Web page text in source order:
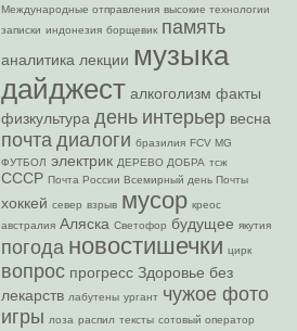
Международные отправления высокие технологии
записки индонезия борщевик память
аналитика лекции музыка
дайджест алкоголизм факты
физкультура день интерьер весна
почта диалоги бразилия FCV MG
ФУТБОЛ электрик ДЕРЕВО ДОБРА тсж
СССР Почта России Всемирный день Почты
хоккей север взрыв мусор креос
австралия Аляска Светофор будущее якутия
погода новостишечки цирк
вопрос прогресс Здоровье без
лекарств лабутены ургант чужое фото
игры лоза распил тексты сотовый оператор